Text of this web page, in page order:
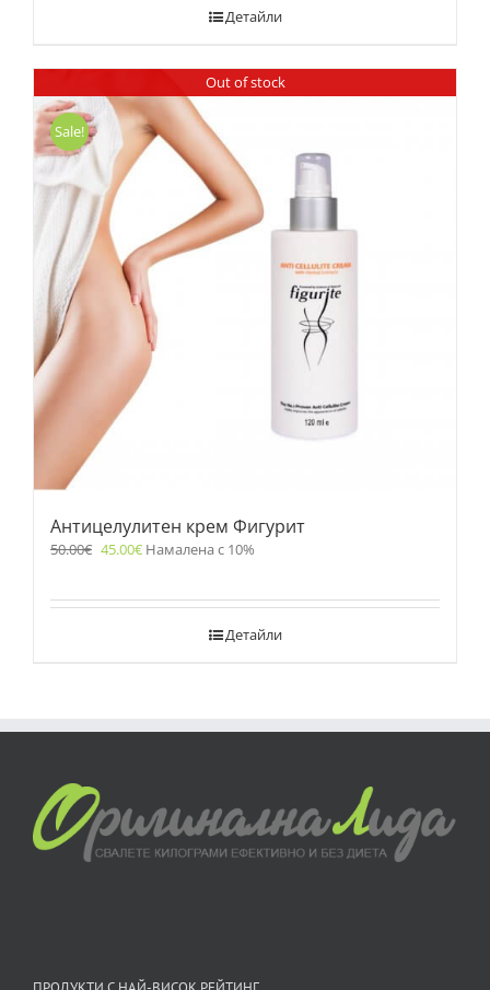
Детайли
Out of stock
Sale!
Антицелулитен крем Фигурит
50.00€ 45.00€ Намалена с 10%
Детайли